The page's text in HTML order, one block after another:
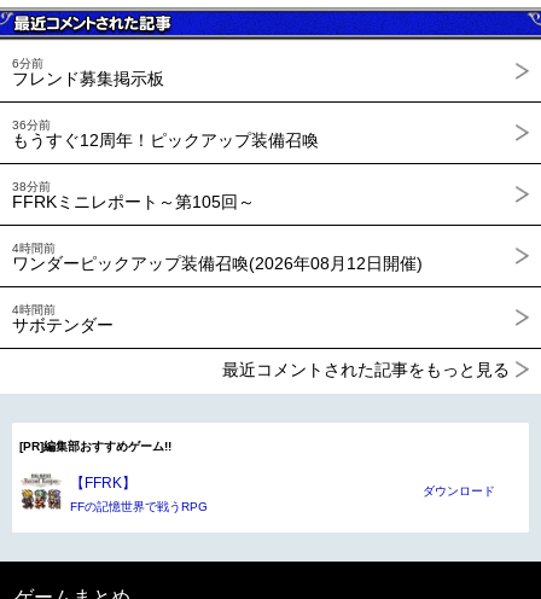
6分前
フレンド募集掲示板
36分前
もうすぐ12周年！ピックアップ装備召喚
38分前
FFRKミニレポート～第105回～
4時間前
ワンダーピックアップ装備召喚(2026年08月12日開催)
4時間前
サボテンダー
最近コメントされた記事をもっと見る
[PR]編集部おすすめゲーム!!
【FFRK】
FFの記憶世界で戦うRPG
ダウンロード